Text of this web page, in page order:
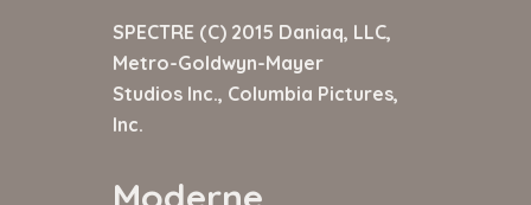
SPECTRE (C) 2015 Daniaq, LLC,
Metro-Goldwyn-Mayer
Studios Inc., Columbia Pictures,
Inc.